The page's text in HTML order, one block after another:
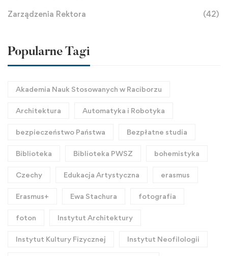
Zarządzenia Rektora (42)
Popularne Tagi
Akademia Nauk Stosowanych w Raciborzu
Architektura Automatyka i Robotyka
bezpieczeństwo Państwa Bezpłatne studia
Biblioteka Biblioteka PWSZ bohemistyka
Czechy Edukacja Artystyczna erasmus
Erasmus+ Ewa Stachura fotografia
foton Instytut Architektury
Instytut Kultury Fizycznej Instytut Neofilologii